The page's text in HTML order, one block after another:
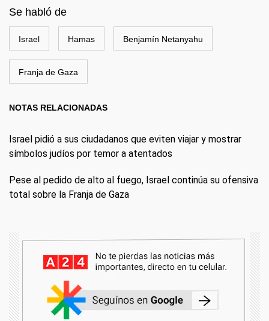
Se habló de
Israel Hamas Benjamín Netanyahu
Franja de Gaza
NOTAS RELACIONADAS
Israel pidió a sus ciudadanos que eviten viajar y mostrar
símbolos judíos por temor a atentados
Pese al pedido de alto al fuego, Israel continúa su ofensiva
total sobre la Franja de Gaza